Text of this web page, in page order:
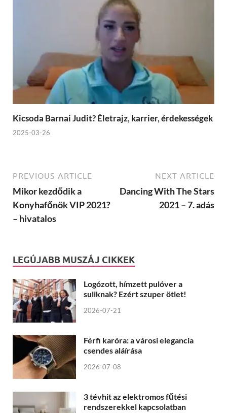
Kicsoda Barnai Judit? Életrajz, karrier, érdekességek
2025-03-26
PREVIOUS ARTICLE
Mikor kezdődik a
Konyhafőnök VIP 2021?
– hivatalos
NEXT ARTICLE
Dancing With The Stars
2021 – 7. adás
LEGÚJABB MUSZÁJ CIKKEK
Logózott, hímzett pulóver a
suliknak? Ezért szuper ötlet!
2026-07-21
Férfi karóra: a városi elegancia
csendes aláírása
2026-07-08
3 tévhit az elektromos fűtési
rendszerekkel kapcsolatban